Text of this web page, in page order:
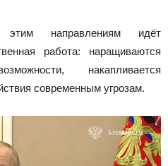
направлениям идёт
работа: наращиваются
накапливается
современным угрозам.